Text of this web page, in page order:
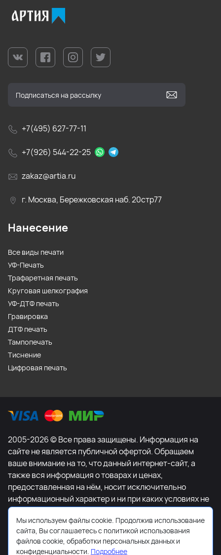
+7(495) 627-77-11
+7(926) 544-22-25
zakaz@artia.ru
г. Москва, Бережковская наб. 20стр77
Нанесение
Все виды печати
УФ-Печать
Трафаретная печать
Круговая шелкография
УФ-ДТФ печать
Гравировка
ДТФ печать
Тампопечать
Тиснение
Цифровая печать
2005-2026 © Все права защищены. Информация на
сайте не является публичной офертой. Обращаем
ваше внимание на то, что данный интернет-сайт, а
также вся информация о товарах и ценах,
предоставленная на нём, носит исключительно
информационный характер и ни при каких условиях не
является публичной офертой, определяемой
положениями Статьи 437 Гражданского кодекса
Российской Федерации. Для получения подробной
информации о наличии и стоимости указанных
Мы используем файлы cookie. Продолжив использование
сайта, Вы соглашаетесь с политикой использования
файлов cookie, обработки персональных данных и
конфиденциальности. Подробнее